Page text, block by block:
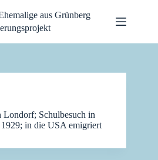
aus Grünberg
Schulbesuch in
in die USA emigriert